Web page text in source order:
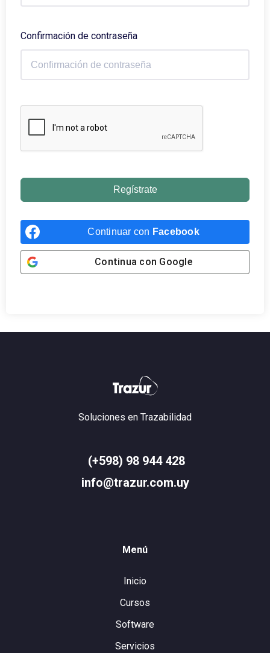
Confirmación de contraseña
Regístrate
Continuar con Facebook
Continua con Google
Soluciones en Trazabilidad
(+598) 98 944 428
info@trazur.com.uy
Menú
Inicio
Cursos
Software
Servicios